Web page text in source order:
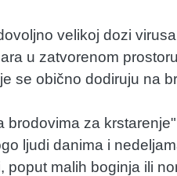
velikoj dozi
u zatvorenom
se obično dodiruju na
brodovima za
ljudi danima i
poput malih boginja ili